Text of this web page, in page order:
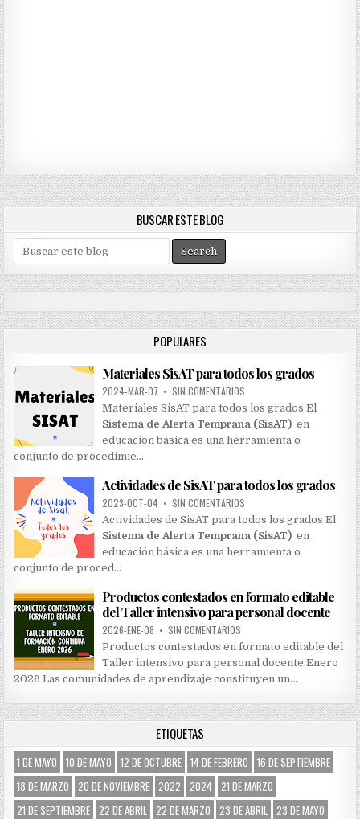
BUSCAR ESTE BLOG
e
a
r
c
h
o
r
:
POPULARES
Materiales SisAT para todos los grados
2024-MAR-07 • SIN COMENTARIOS
Materiales SisAT para todos los grados El
Sistema de Alerta Temprana (SisAT) en
educación básica es una herramienta o
conjunto de procedimie…
Actividades de SisAT para todos los grados
2023-OCT-04 • SIN COMENTARIOS
Actividades de SisAT para todos los grados El
Sistema de Alerta Temprana (SisAT) en
educación básica es una herramienta o
conjunto de proced…
Productos contestados en formato editable
del Taller intensivo para personal docente
2026-ENE-08 • SIN COMENTARIOS
Productos contestados en formato editable del
Taller intensivo para personal docente Enero
2026 Las comunidades de aprendizaje constituyen un…
ETIQUETAS
1 DE MAYO 10 DE MAYO 12 DE OCTUBRE 14 DE FEBRERO
16 DE SEPTIEMBRE
18 DE MARZO
20 DE NOVIEMBRE 2022 2024
21 DE MARZO
21 DE SEPTIEMBRE 22 DE ABRIL 22 DE MARZO 23 DE ABRIL
23 DE MAYO